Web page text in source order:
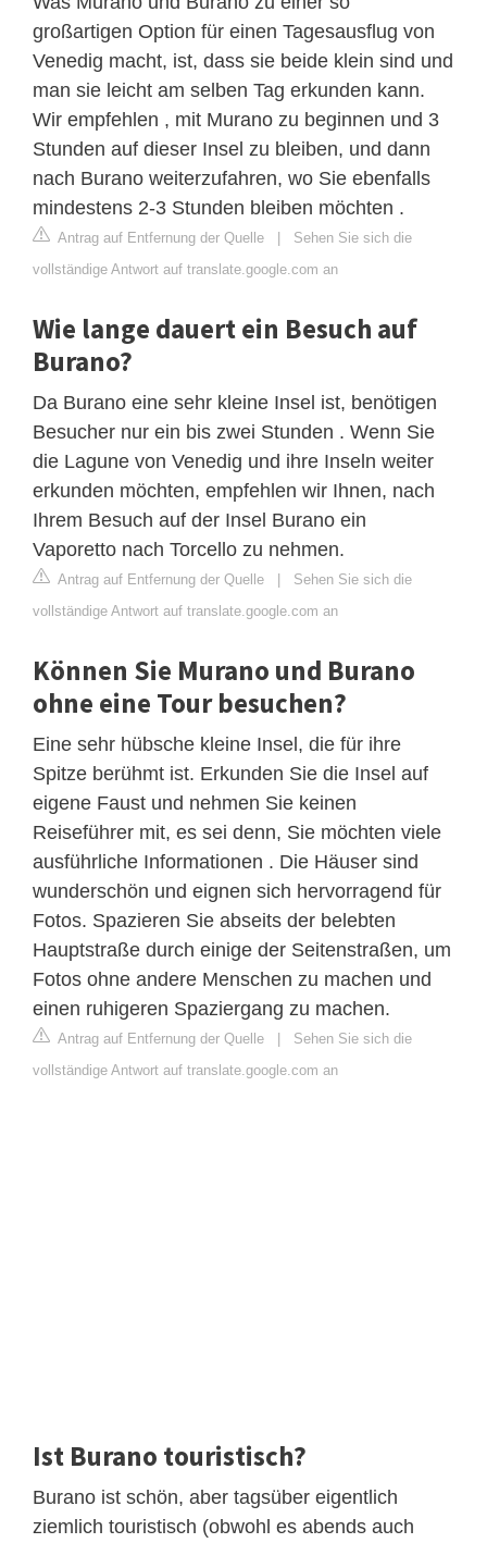
großartigen Option für einen Tagesausflug von
Venedig macht, ist, dass sie beide klein sind und
man sie leicht am selben Tag erkunden kann.
Wir empfehlen , mit Murano zu beginnen und 3
Stunden auf dieser Insel zu bleiben, und dann
nach Burano weiterzufahren, wo Sie ebenfalls
mindestens 2-3 Stunden bleiben möchten .
Antrag auf Entfernung der Quelle | Sehen Sie sich die
vollständige Antwort auf translate.google.com an
Wie lange dauert ein Besuch auf
Burano?
Da Burano eine sehr kleine Insel ist, benötigen
Besucher nur ein bis zwei Stunden . Wenn Sie
die Lagune von Venedig und ihre Inseln weiter
erkunden möchten, empfehlen wir Ihnen, nach
Ihrem Besuch auf der Insel Burano ein
Vaporetto nach Torcello zu nehmen.
Antrag auf Entfernung der Quelle | Sehen Sie sich die
vollständige Antwort auf translate.google.com an
Können Sie Murano und Burano
ohne eine Tour besuchen?
Eine sehr hübsche kleine Insel, die für ihre
Spitze berühmt ist. Erkunden Sie die Insel auf
eigene Faust und nehmen Sie keinen
Reiseführer mit, es sei denn, Sie möchten viele
ausführliche Informationen . Die Häuser sind
wunderschön und eignen sich hervorragend für
Fotos. Spazieren Sie abseits der belebten
Hauptstraße durch einige der Seitenstraßen, um
Fotos ohne andere Menschen zu machen und
einen ruhigeren Spaziergang zu machen.
Antrag auf Entfernung der Quelle | Sehen Sie sich die
vollständige Antwort auf translate.google.com an
Ist Burano touristisch?
Burano ist schön, aber tagsüber eigentlich
ziemlich touristisch (obwohl es abends auch